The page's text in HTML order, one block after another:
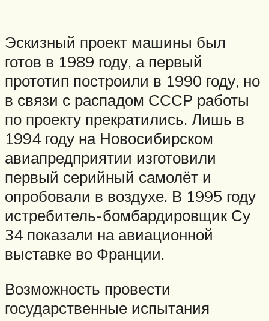
Эскизный проект машины был
готов в 1989 году, а первый
прототип построили в 1990 году, но
в связи с распадом СССР работы
по проекту прекратились. Лишь в
1994 году на Новосибирском
авиапредприятии изготовили
первый серийный самолёт и
опробовали в воздухе. В 1995 году
истребитель-бомбардировщик Су
34 показали на авиационной
выставке во Франции.
Возможность провести
государственные испытания